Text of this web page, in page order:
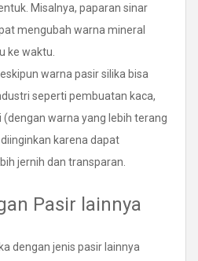
Misalnya, paparan sinar
mengubah warna mineral
ke waktu.
warna pasir silika bisa
seperti pembuatan kaca,
warna yang lebih terang
karena dapat
jernih dan transparan.
Pasir lainnya
dengan jenis pasir lainnya